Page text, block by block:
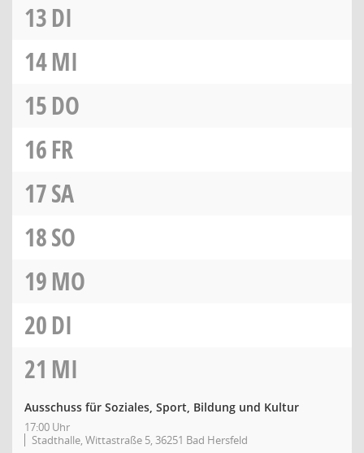
13DI
14MI
15DO
16FR
17SA
18SO
19MO
20DI
21 MI
Ausschuss für Soziales, Sport, Bildung und Kultur
17:00 Uhr
Stadthalle, Wittastraße 5, 36251 Bad Hersfeld